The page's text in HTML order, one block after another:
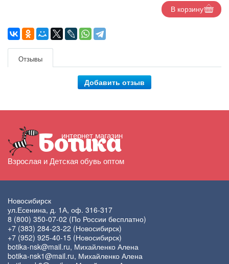
В корзину
Отзывы
Добавить отзыв
интернет магазин
Ботика
Взрослая и Детская обувь оптом
Новосибирск
ул.Есенина, д. 1А, оф. 316-317
8 (800) 350-07-02 (По России бесплатно)
+7 (383) 284-23-22 (Новосибирск)
+7 (952) 925-40-15 (Новосибирск)
botika-nsk@mail.ru, Михайленко Алена
botika-nsk1@mail.ru, Михайленко Алена